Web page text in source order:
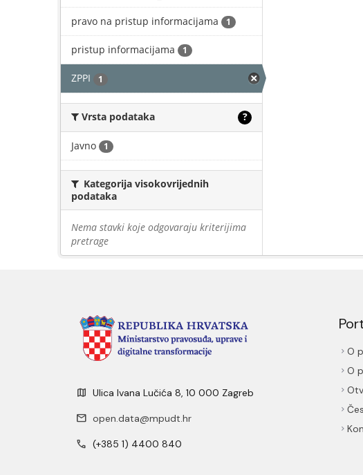
pravo na pristup informacijama 1
pristup informacijama 1
ZPPI 1
Vrsta podataka ?
Javno 1
Kategorija visokovrijednih
podataka
Nema stavki koje odgovaraju kriterijima
pretrage